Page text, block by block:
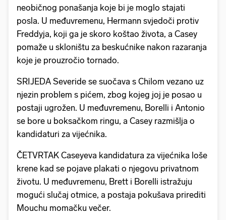
neobičnog ponašanja koje bi je moglo stajati
posla. U međuvremenu, Hermann svjedoči protiv
Freddyja, koji ga je skoro koštao života, a Casey
pomaže u skloništu za beskućnike nakon razaranja
koje je prouzročio tornado.
SRIJEDA Severide se suočava s Chilom vezano uz
njezin problem s pićem, zbog kojeg joj je posao u
postaji ugrožen. U međuvremenu, Borelli i Antonio
se bore u boksačkom ringu, a Casey razmišlja o
kandidaturi za vijećnika.
ČETVRTAK Caseyeva kandidatura za vijećnika loše
krene kad se pojave plakati o njegovu privatnom
životu. U međuvremenu, Brett i Borelli istražuju
mogući slučaj otmice, a postaja pokušava prirediti
Mouchu momačku večer.